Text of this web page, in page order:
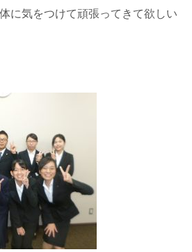
に気をつけて頑張ってきて欲しい